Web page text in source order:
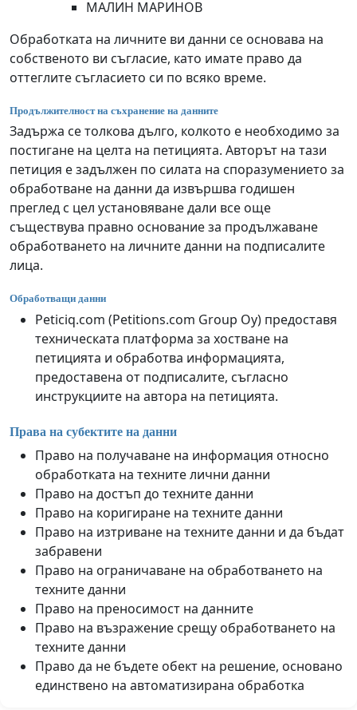
МАЛИН МАРИНОВ
Обработката на личните ви данни се основава на
собственото ви съгласие, като имате право да
оттеглите съгласието си по всяко време.
Продължителност на съхранение на данните
Задържа се толкова дълго, колкото е необходимо за
постигане на целта на петицията. Авторът на тази
петиция е задължен по силата на споразумението за
обработване на данни да извършва годишен
преглед с цел установяване дали все още
съществува правно основание за продължаване
обработването на личните данни на подписалите
лица.
Обработващи данни
Peticiq.com (Petitions.com Group Oy) предоставя
техническата платформа за хостване на
петицията и обработва информацията,
предоставена от подписалите, съгласно
инструкциите на автора на петицията.
Права на субектите на данни
Право на получаване на информация относно
обработката на техните лични данни
Право на достъп до техните данни
Право на коригиране на техните данни
Право на изтриване на техните данни и да бъдат
забравени
Право на ограничаване на обработването на
техните данни
Право на преносимост на данните
Право на възражение срещу обработването на
техните данни
Право да не бъдете обект на решение, основано
единствено на автоматизирана обработка